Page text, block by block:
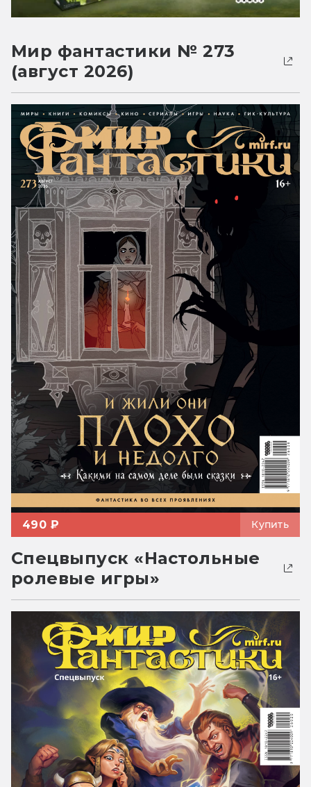
Мир фантастики № 273
(август 2026)
490 ₽ Купить
Спецвыпуск «Настольные
ролевые игры»